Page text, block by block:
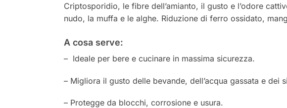
Criptosporidio, le fibre dell’amianto, il gusto e l’odore
nudo, la muffa e le alghe. Riduzione di ferro ossidato,
A cosa serve:
– Ideale per bere e cucinare in massima sicurezza.
– Migliora il gusto delle bevande, dell’acqua gassata e dei
– Protegge da blocchi, corrosione e usura.